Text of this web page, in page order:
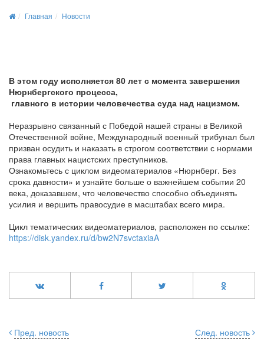
Главная Новости
В этом году исполняется 80 лет с момента завершения
Нюрнбергского процесса,
главного в истории человечества суда над нацизмом.
Неразрывно связанный с Победой нашей страны в Великой
Отечественной войне, Международный военный трибунал был
призван осудить и наказать в строгом соответствии с нормами
права главных нацистских преступников.
Ознакомьтесь с циклом видеоматериалов «Нюрнберг. Без
срока давности» и узнайте больше о важнейшем событии 20
века, доказавшем, что человечество способно объединять
усилия и вершить правосудие в масштабах всего мира.
Цикл тематических видеоматериалов, расположен по ссылке:
https://disk.yandex.ru/d/bw2N7svctaxiaA
След. новость
Пред. новость